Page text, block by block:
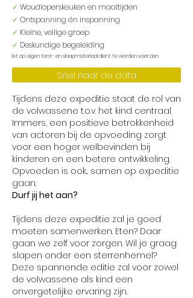
✓ Woudloperskeuken en maaltijden
✓ Ontspanning én inspanning
✓ Kleine, veilige groep
✓ Deskundige begeleiding
let op: eigen tent- en slaapmateriaal dient te worden voorzien
Snel naar de data
Tijdens deze expeditie staat de rol van
de volwassene t.o.v. het kind centraal.
Immers, een positieve betrokkenheid
van actoren bij de opvoeding zorgt
voor een hoger welbevinden bij
kinderen en een betere ontwikkeling.
Opvoeden is ook... samen op expeditie
gaan.
Durf jij het aan?
Tijdens deze expeditie zal je goed
moeten samenwerken. Eten? Daar
gaan we zelf voor zorgen. Wil je graag
slapen onder een sterrenhemel?
Deze spannende editie zal voor zowel
de volwassene als kind een
onvergetelijke ervaring zijn.